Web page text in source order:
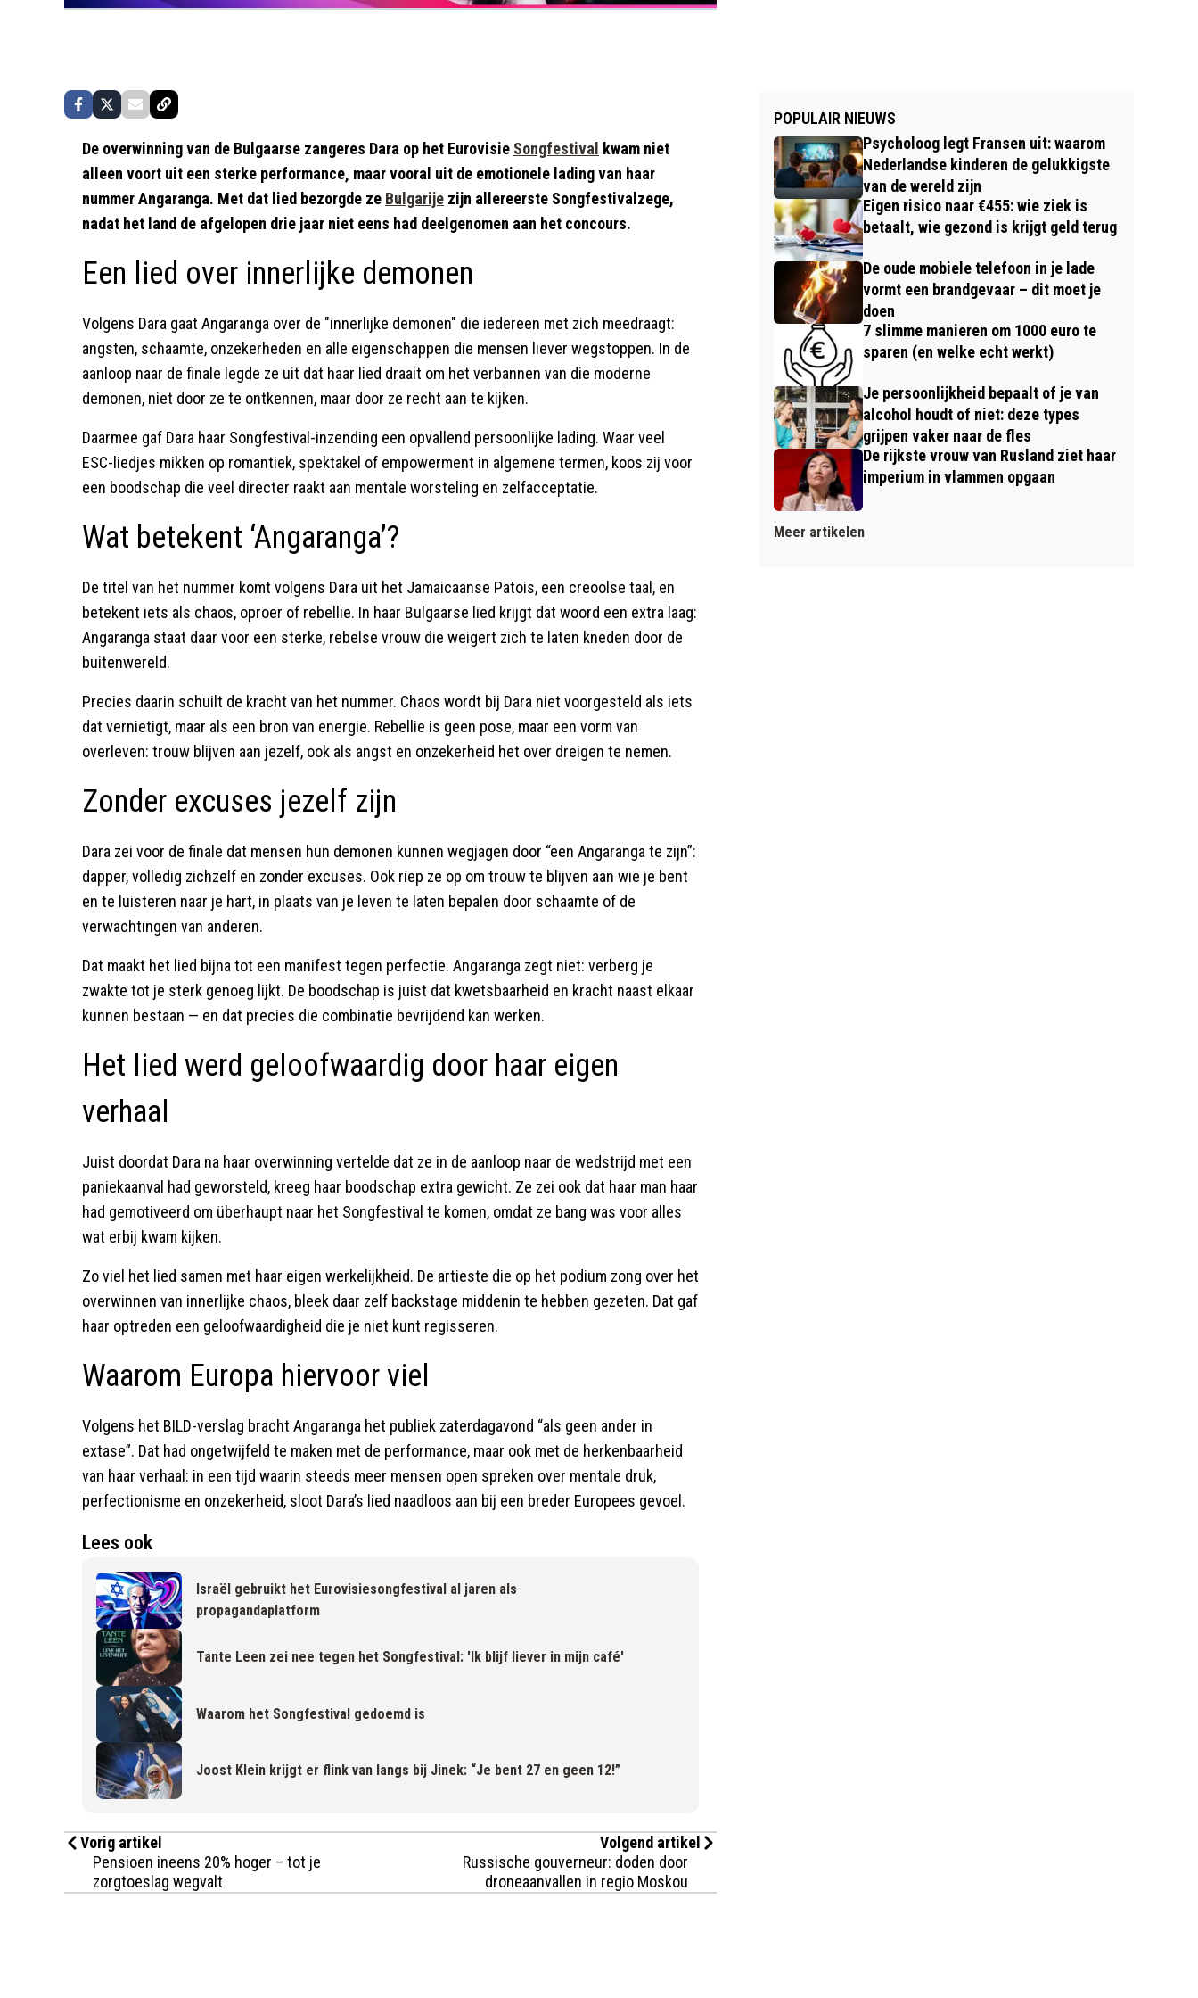
De overwinning van de Bulgaarse zangeres Dara op het Eurovisie Songfestival
kwam niet
alleen voort uit een sterke performance, maar vooral uit de emotionele lading van haar
nummer Angaranga. Met dat lied bezorgde ze Bulgarije zijn allereerste Songfestivalzege,
nadat het land de afgelopen drie jaar niet eens had deelgenomen aan het concours.
Een lied over innerlijke demonen
Volgens Dara gaat Angaranga over de "innerlijke demonen" die iedereen met zich meedraagt:
angsten, schaamte, onzekerheden en alle eigenschappen die mensen liever wegstoppen. In de
aanloop naar de finale legde ze uit dat haar lied draait om het verbannen van die moderne
demonen, niet door ze te ontkennen, maar door ze recht aan te kijken.
Daarmee gaf Dara haar Songfestival-inzending een opvallend persoonlijke lading. Waar veel
ESC-liedjes mikken op romantiek, spektakel of empowerment in algemene termen, koos zij voor
een boodschap die veel directer raakt aan mentale worsteling en zelfacceptatie.
Wat betekent ‘Angaranga’?
De titel van het nummer komt volgens Dara uit het Jamaicaanse Patois, een creoolse taal, en
betekent iets als chaos, oproer of rebellie. In haar Bulgaarse lied krijgt dat woord een extra laag:
Angaranga staat daar voor een sterke, rebelse vrouw die weigert zich te laten kneden door de
buitenwereld.
Precies daarin schuilt de kracht van het nummer. Chaos wordt bij Dara niet voorgesteld als iets
dat vernietigt, maar als een bron van energie. Rebellie is geen pose, maar een vorm van
overleven: trouw blijven aan jezelf, ook als angst en onzekerheid het over dreigen te nemen.
Zonder excuses jezelf zijn
Dara zei voor de finale dat mensen hun demonen kunnen wegjagen door “een Angaranga te zijn”:
dapper, volledig zichzelf en zonder excuses. Ook riep ze op om trouw te blijven aan wie je bent
en te luisteren naar je hart, in plaats van je leven te laten bepalen door schaamte of de
verwachtingen van anderen.
Dat maakt het lied bijna tot een manifest tegen perfectie. Angaranga zegt niet: verberg je
zwakte tot je sterk genoeg lijkt. De boodschap is juist dat kwetsbaarheid en kracht naast elkaar
kunnen bestaan — en dat precies die combinatie bevrijdend kan werken.
Het lied werd geloofwaardig door haar eigen
verhaal
Juist doordat Dara na haar overwinning vertelde dat ze in de aanloop naar de wedstrijd met een
paniekaanval had geworsteld, kreeg haar boodschap extra gewicht. Ze zei ook dat haar man haar
had gemotiveerd om überhaupt naar het Songfestival te komen, omdat ze bang was voor alles
wat erbij kwam kijken.
Zo viel het lied samen met haar eigen werkelijkheid. De artieste die op het podium zong over het
overwinnen van innerlijke chaos, bleek daar zelf backstage middenin te hebben gezeten. Dat gaf
haar optreden een geloofwaardigheid die je niet kunt regisseren.
Waarom Europa hiervoor viel
Volgens het BILD-verslag bracht Angaranga het publiek zaterdagavond “als geen ander in
extase”. Dat had ongetwijfeld te maken met de performance, maar ook met de herkenbaarheid
van haar verhaal: in een tijd waarin steeds meer mensen open spreken over mentale druk,
perfectionisme en onzekerheid, sloot Dara’s lied naadloos aan bij een breder Europees gevoel.
Lees ook
Israël gebruikt het Eurovisiesongfestival al jaren als
propagandaplatform
Tante Leen zei nee tegen het Songfestival: 'Ik blijf liever in mijn café'
Waarom het Songfestival gedoemd is
Joost Klein krijgt er flink van langs bij Jinek: “Je bent 27 en geen 12!”
Vorig artikel
Pensioen ineens 20% hoger – tot je
zorgtoeslag wegvalt
Volgend artikel
Russische gouverneur: doden door
droneaanvallen in regio Moskou
POPULAIR NIEUWS
Psycholoog legt Fransen uit: waarom
Nederlandse kinderen de gelukkigste
van de wereld zijn
Eigen risico naar €455: wie ziek is
betaalt, wie gezond is krijgt geld terug
De oude mobiele telefoon in je lade
vormt een brandgevaar – dit moet je
doen
7 slimme manieren om 1000 euro te
sparen (en welke echt werkt)
Je persoonlijkheid bepaalt of je van
alcohol houdt of niet: deze types
grijpen vaker naar de fles
De rijkste vrouw van Rusland ziet haar
imperium in vlammen opgaan
Meer artikelen